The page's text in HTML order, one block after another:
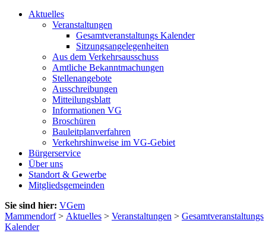
Aktuelles
Veranstaltungen
Gesamtveranstaltungs Kalender
Sitzungsangelegenheiten
Aus dem Verkehrsausschuss
Amtliche Bekanntmachungen
Stellenangebote
Ausschreibungen
Mitteilungsblatt
Informationen VG
Broschüren
Bauleitplanverfahren
Verkehrshinweise im VG-Gebiet
Bürgerservice
Über uns
Standort & Gewerbe
Mitgliedsgemeinden
Sie sind hier: VGem
Mammendorf> Aktuelles > Veranstaltungen > Gesamtveranstaltungs
Kalender